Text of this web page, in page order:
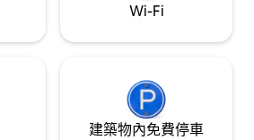
Wi-Fi
建築物內免費停車